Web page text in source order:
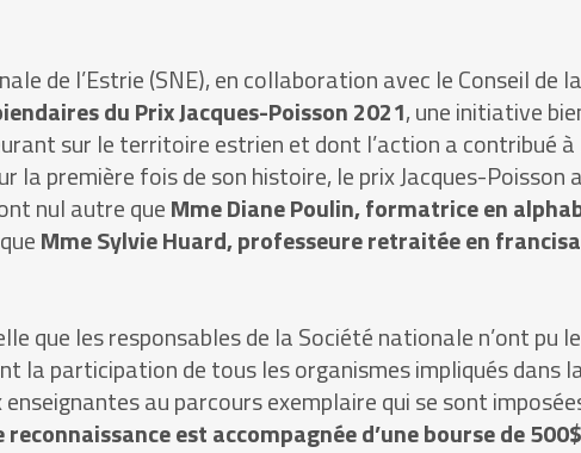
de l’Estrie (SNE), en collaboration avec le Conseil de
du Prix Jacques-Poisson 2021, une initiative
sur le territoire estrien et dont l’action a contribué
la première fois de son histoire, le prix Jacques-Poisson
nul autre queMme Diane Poulin, formatrice en
Mme Sylvie Huard, professeure retraitée en
que les responsables de la Société nationale n’ont pu
la participation de tous les organismes impliqués dans
au parcours exemplaire qui se sont
est accompagnée d’une bourse de